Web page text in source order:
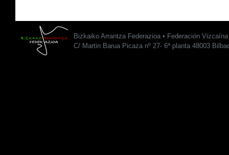
Bizkaiko Arrantza Federazioa • Federación
C/ Martin Barua Picaza nº 27- 6ª planta 48003